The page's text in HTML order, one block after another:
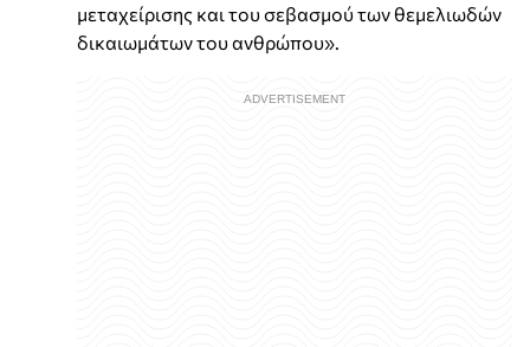
μεταχείρισης και του σεβασμού των θεμελιωδών
δικαιωμάτων του ανθρώπου».